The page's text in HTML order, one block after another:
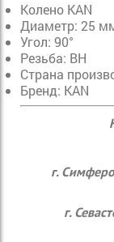
Колено KAN
Диаметр: 25
Угол: 90°
Резьба: ВН
Страна
Бренд: KAN
г.
г.